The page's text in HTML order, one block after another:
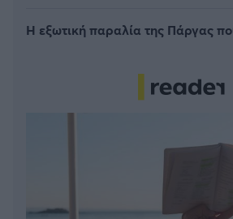
Η εξωτική παραλία της Πάργας